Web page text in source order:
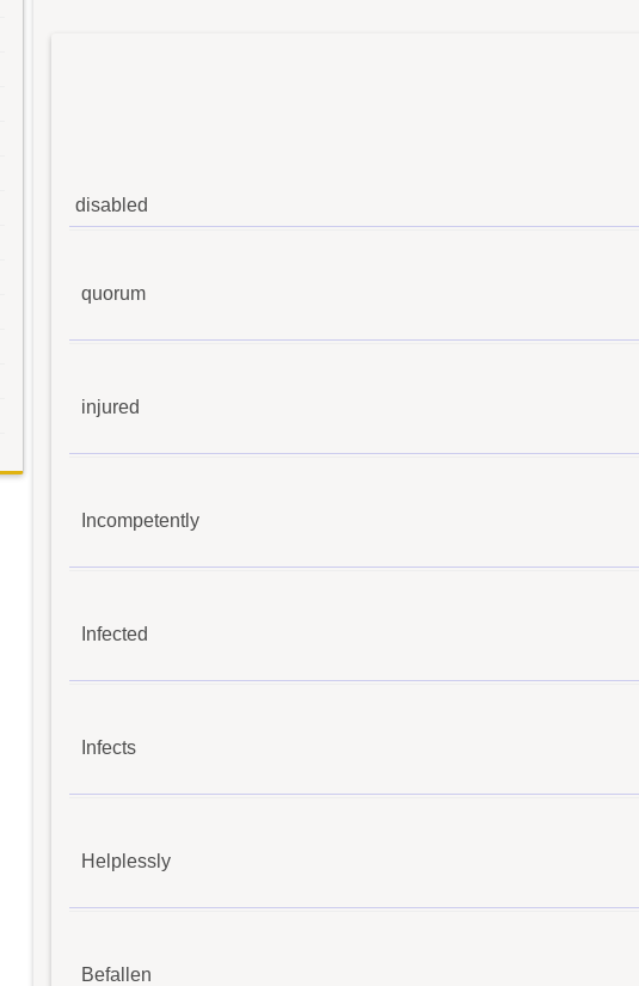
disabled
quorum
injured
Incompetently
Infected
Infects
Helplessly
Befallen